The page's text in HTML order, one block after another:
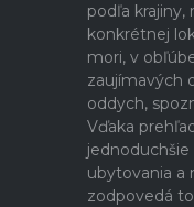
podľa krajiny,
konkrétnej
mori, v
zaujímavých
oddych,
Vďaka
ubytovania a
zodpovedá